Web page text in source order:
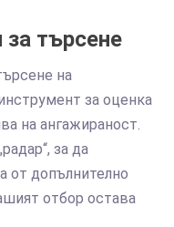
за търсене
на
за оценка
на ангажираност.
за да
от допълнително
отбор остава